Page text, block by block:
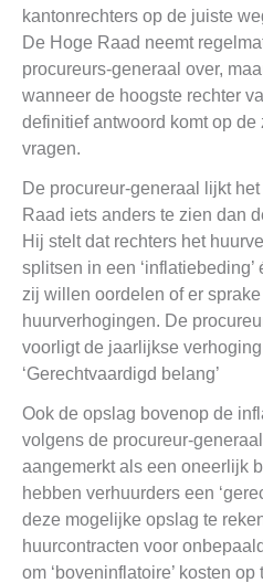
kantonrechters op de juiste
De Hoge Raad neemt
procureurs-generaal over,
wanneer de hoogste rechter
definitief antwoord komt op
vragen.
De procureur-generaal lijkt
Raad iets anders te zien dan
Hij stelt dat rechters het
splitsen in een ‘inflatiebeding’
zij willen oordelen of er
huurverhogingen. De
voorligt de jaarlijkse
‘Gerechtvaardigd belang’
Ook de opslag bovenop de
volgens de procureur-
aangemerkt als een oneerlijk
hebben verhuurders een
deze mogelijke opslag te
huurcontracten voor
om ‘boveninflatoire’ kosten